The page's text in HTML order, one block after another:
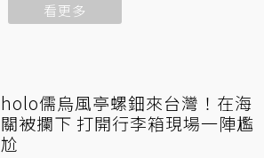
看更多
holo儒烏風亭螺鈿來台灣！在海
關被攔下 打開行李箱現場一陣尷
尬